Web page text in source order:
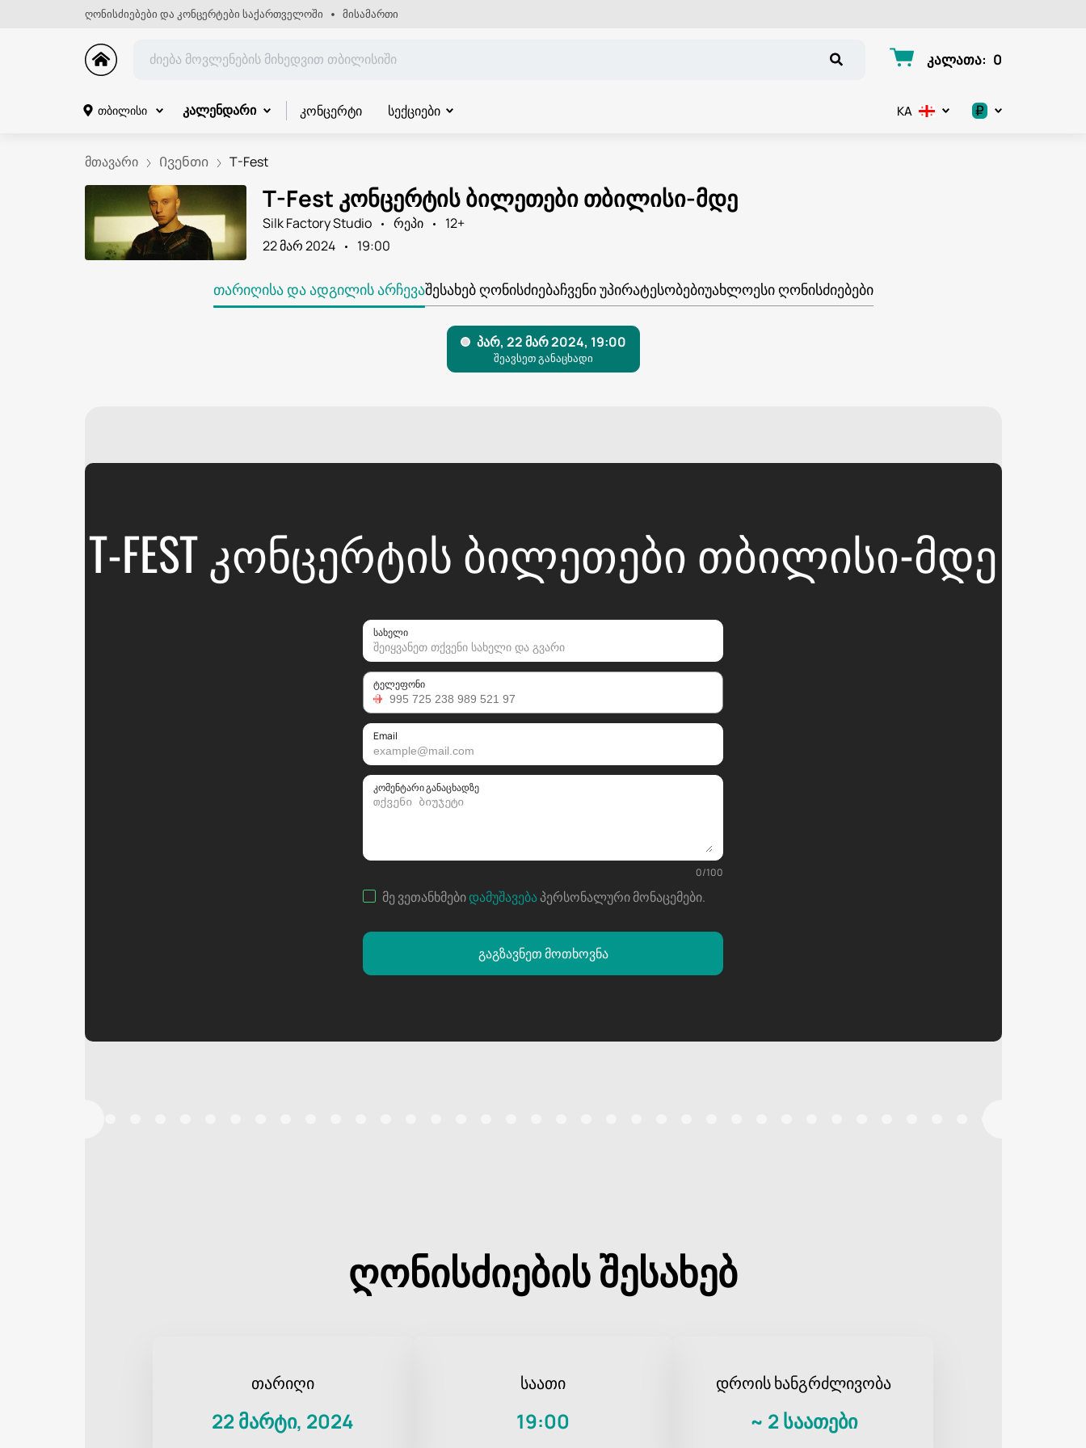
ღონისძიებები და კონცერტები საქართველოში მისამართი
კალათა: 0
თბილისი კალენდარი კონცერტი სექციები KA ₽
მთავარი Ივენთი T-Fest
T-Fest კონცერტის ბილეთები თბილისი-მდე
Silk Factory Studio რეპი
12+
22 მარ 2024
19:00
ᲗᲐᲠᲘᲦᲘᲡᲐ ᲓᲐ ᲐᲓᲒᲘᲚᲘᲡ ᲐᲠᲩᲔᲕᲐᲨᲔᲡᲐᲮᲔᲑ ᲦᲝᲜᲘᲡᲫᲘᲔᲑᲐᲩᲕᲔᲜᲘ ᲣᲞᲘᲠᲐᲢᲔᲡᲝᲑᲔᲑᲘᲣᲐᲮᲚᲝᲔᲡᲘ ᲦᲝᲜᲘᲡᲫᲘᲔᲑᲔᲑᲘ
T-FEST ᲙᲝᲜᲪᲔᲠᲢᲘᲡ ᲑᲘᲚᲔᲗᲔᲑᲘ ᲗᲑᲘᲚᲘᲡᲘ-ᲛᲓᲔ
სახელი
ტელეფონი
Email
კომენტარი განაცხადზე
0/100
მე ვეთანხმებიდამუშავებაპერსონალური მონაცემები.
გაგზავნეთ მოთხოვნა
ღონისძიების შესახებ
თარიღი
22 მარტი, 2024
საათი
19:00
დროის ხანგრძლივობა
~ 2 საათები